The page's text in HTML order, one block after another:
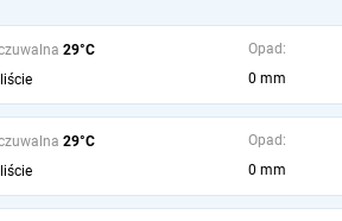
29°C
Opad:
0 mm
29°C
Opad:
0 mm